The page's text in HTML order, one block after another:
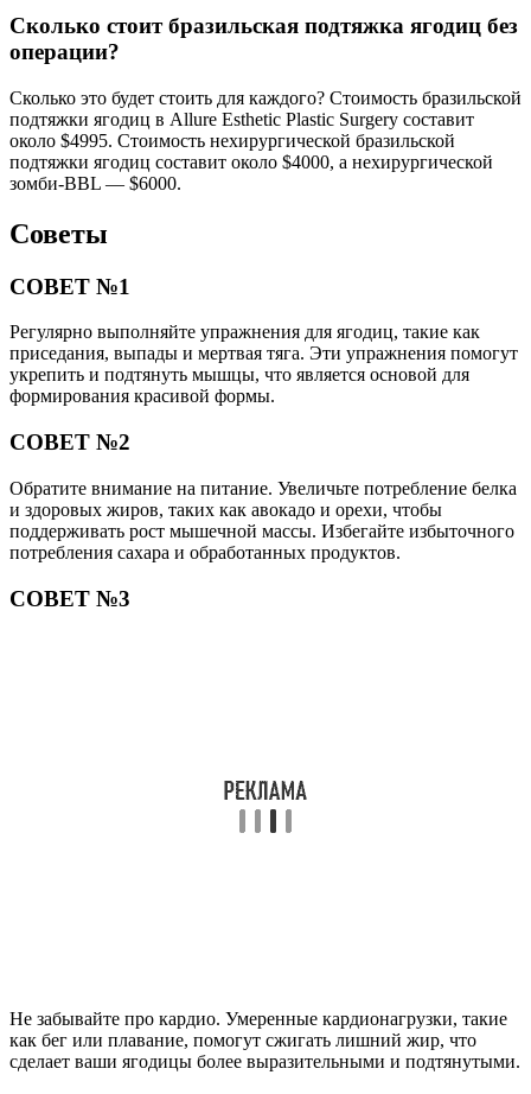
Сколько стоит бразильская подтяжка ягодиц без
операции?
Сколько это будет стоить для каждого? Стоимость бразильской
подтяжки ягодиц в Allure Esthetic Plastic Surgery составит
около $4995. Стоимость нехирургической бразильской
подтяжки ягодиц составит около $4000, а нехирургической
зомби-BBL — $6000.
Советы
СОВЕТ №1
Регулярно выполняйте упражнения для ягодиц, такие как
приседания, выпады и мертвая тяга. Эти упражнения помогут
укрепить и подтянуть мышцы, что является основой для
формирования красивой формы.
СОВЕТ №2
Обратите внимание на питание. Увеличьте потребление белка
и здоровых жиров, таких как авокадо и орехи, чтобы
поддерживать рост мышечной массы. Избегайте избыточного
потребления сахара и обработанных продуктов.
СОВЕТ №3
Не забывайте про кардио. Умеренные кардионагрузки, такие
как бег или плавание, помогут сжигать лишний жир, что
сделает ваши ягодицы более выразительными и подтянутыми.